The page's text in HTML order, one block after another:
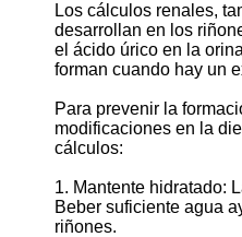
Los cálculos renales,
desarrollan en los
el ácido úrico en la
forman cuando hay un
Para prevenir la
modificaciones en la
cálculos:
1. Mantente hidratado:
Beber suficiente agua
riñones.